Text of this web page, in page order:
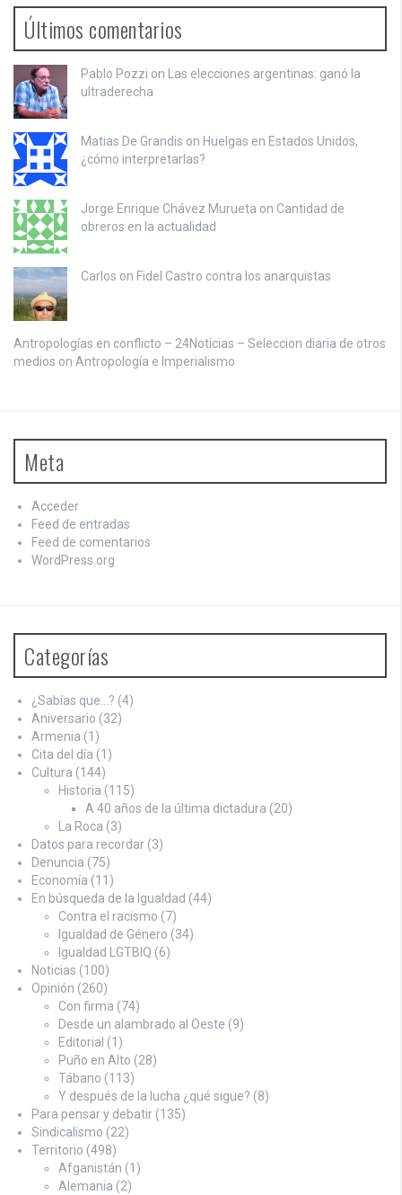
Últimos comentarios
Pablo Pozzi on
Las elecciones argentinas: ganó la
ultraderecha
Matias De Grandis on Huelgas en Estados Unidos,
¿cómo interpretarlas?
Jorge Enrique Chávez Murueta on Cantidad de
obreros en la actualidad
Carlos on Fidel Castro contra los anarquistas
Antropologías en conflicto – 24Noticias – Seleccion diaria de otros
medios on Antropología e Imperialismo
Meta
Acceder
Feed de entradas
Feed de comentarios
WordPress.org
Categorías
¿Sabías que…? (4)
Aniversario (32)
Armenia (1)
Cita del día (1)
Cultura (144)
Historia (115)
A 40 años de la última dictadura (20)
La Roca (3)
Datos para recordar (3)
Denuncia (75)
Economía (11)
En búsqueda de la Igualdad (44)
Contra el racismo (7)
Igualdad de Género (34)
Igualdad LGTBIQ (6)
Noticias (100)
Opinión (260)
Con firma (74)
Desde un alambrado al Oeste (9)
Editorial (1)
Puño en Alto (28)
Tábano (113)
Y después de la lucha ¿qué sigue? (8)
Para pensar y debatir (135)
Sindicalismo (22)
Territorio (498)
Afganistán (1)
Alemania (2)